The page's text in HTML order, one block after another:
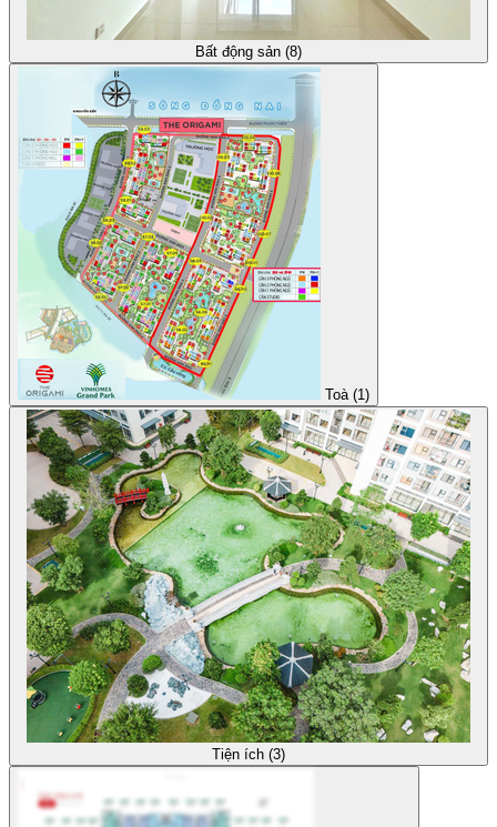
Bất động sản (8)
Toà (1)
Tiện ích (3)